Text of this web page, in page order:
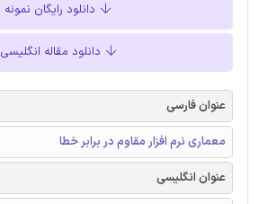
دانلود رایگان نمونه
دانلود مقاله انگلیسی
عنوان فارسی
معماری نرم افزار مقاوم در برابر خطا
عنوان انگلیسی